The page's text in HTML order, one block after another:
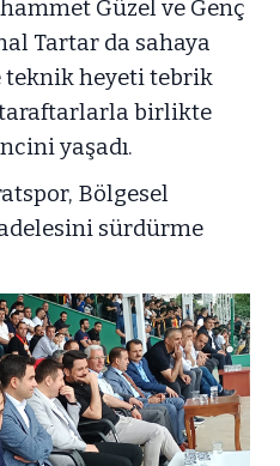
Güzel ve Genç
Tartar da sahaya
teknik heyeti tebrik
birlikte
yaşadı.
Bölgesel
sürdürme